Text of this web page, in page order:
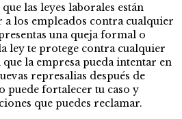
las leyes laborales están
a los empleados contra cualquier
una queja formal o
ley te protege contra cualquier
la empresa pueda intentar en
represalias después de
puede fortalecer tu caso y
que puedes reclamar.